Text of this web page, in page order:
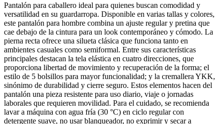
Pantalón para caballero ideal para quienes buscan comodidad y
versatilidad en su guardarropa. Disponible en varias tallas y colores,
este pantalón para hombre combina un ajuste regular y pretina que
cae debajo de la cintura para un look contemporáneo y cómodo. La
pierna recta ofrece una silueta clásica que funciona tanto en
ambientes casuales como semiformal. Entre sus características
principales destacan la tela elástica en cuatro direcciones, que
proporciona libertad de movimiento y recuperación de la forma; el
estilo de 5 bolsillos para mayor funcionalidad; y la cremallera YKK,
sinónimo de durabilidad y cierre seguro. Estos elementos hacen del
pantalón una pieza resistente para uso diario, viaje o jornadas
laborales que requieren movilidad. Para el cuidado, se recomienda
lavar a máquina con agua fría (30 °C) en ciclo regular con
detergente suave, no usar blanqueador, no exprimir y secar a